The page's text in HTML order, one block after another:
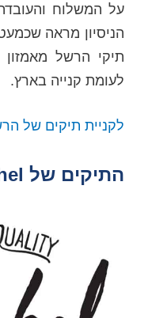
על המשלוח
הניסיון מראה
תיקי הרשל
לעומת קנייה בארץ.
לקניית תיקים של
התיקים של Herschel